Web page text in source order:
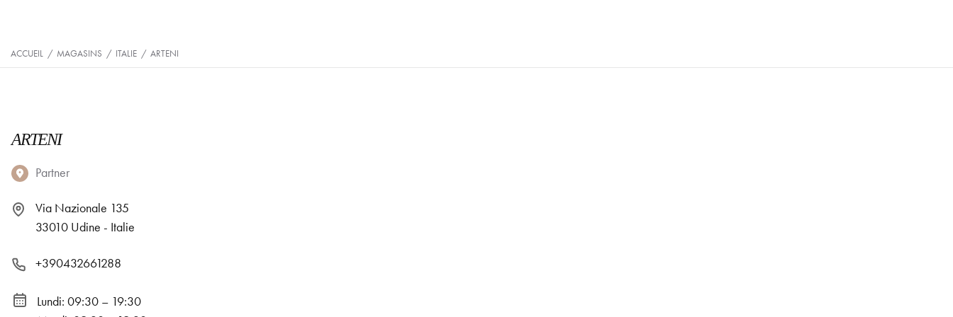
ACCUEIL / MAGASINS / ITALIE / ARTENI
ARTENI
Partner
Via Nazionale 135
33010 Udine - Italie
+390432661288
Lundi: 09:30 – 19:30